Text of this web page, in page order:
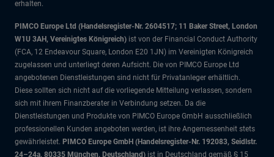
erhalten.
PIMCO Europe Ltd (Handelsregister-Nr. 2604517; 11 Baker Street, London
W1U 3AH, Vereinigtes Königreich) ist von der Financial Conduct Authority
(FCA, 12 Endeavour Square, London E20 1JN) im Vereinigten Königreich
zugelassen und unterliegt deren Aufsicht. Die von PIMCO Europe Ltd
angebotenen Dienstleistungen sind nicht für Privatanleger erhältlich.
Diese sollten sich nicht auf die vorliegende Mitteilung verlassen, sondern
sich mit ihrem Finanzberater in Verbindung setzen. Da die
Dienstleistungen und Produkte von PIMCO Europe GmbH ausschließlich
professionellen Kunden angeboten werden, ist ihre Angemessenheit stets
gewährleistet. PIMCO Europe GmbH (Handelsregister-Nr. 192083, Seidlstr.
24–24a, 80335 München, Deutschland) ist in Deutschland gemäß § 15